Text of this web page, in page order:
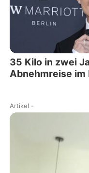
35 Kilo in zwei
Abnehmreise im
Artikel -